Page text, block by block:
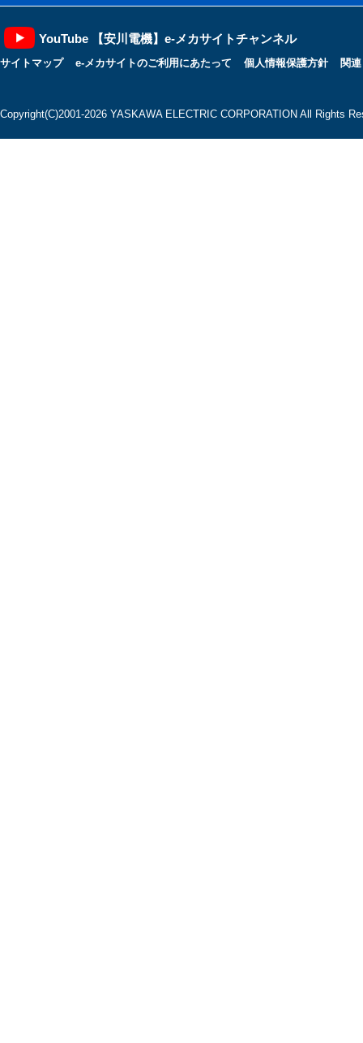
YouTube 【安川電機】e-メカサイトチャンネル
サイトマップ e-メカサイトのご利用にあたって 個人情報保護方針 関
Copyright(C)2001‐2026 YASKAWA ELECTRIC CORPORATION All Rights